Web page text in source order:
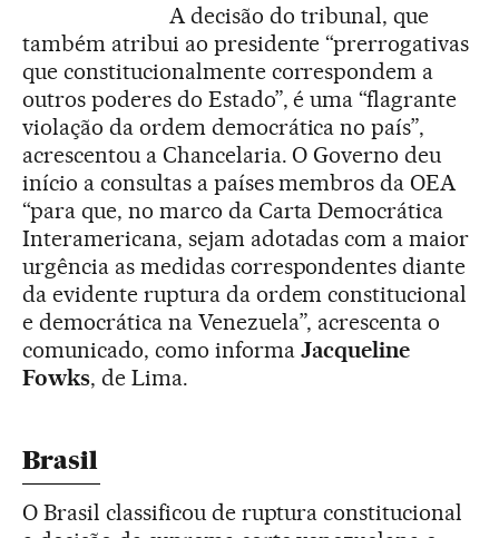
A decisão do tribunal, que
também atribui ao presidente “prerrogativas
que constitucionalmente correspondem a
outros poderes do Estado”, é uma “flagrante
violação da ordem democrática no país”,
acrescentou a Chancelaria. O Governo deu
início a consultas a países membros da OEA
“para que, no marco da Carta Democrática
Interamericana, sejam adotadas com a maior
urgência as medidas correspondentes diante
da evidente ruptura da ordem constitucional
e democrática na Venezuela”, acrescenta o
comunicado, como informa Jacqueline
Fowks, de Lima.
Brasil
O Brasil classificou de ruptura constitucional